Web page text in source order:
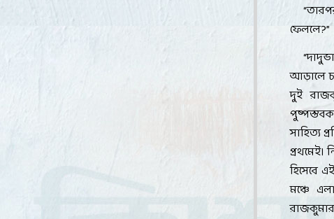
“
ফেললে?”
“
আড়ালে
দুই
সাহিত্য
প্রথমেই।
হিসেবে
মঞ্চে